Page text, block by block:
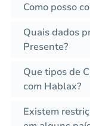
Como posso
Quais dados
Presente?
Que tipos de
com Hablax?
Existem